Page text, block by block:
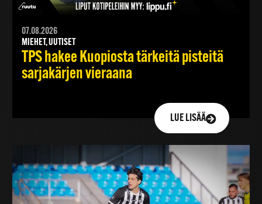
07.08.2026
MIEHET, UUTISET
TPS hakee Kuopiosta tärkeitä pisteitä
sarjakärjen vieraana
LUE LISÄÄ